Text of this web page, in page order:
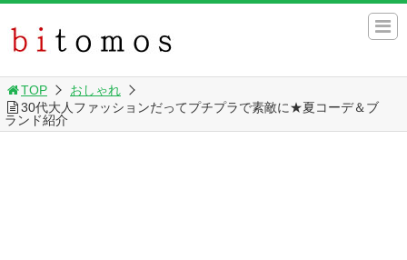
TOP
おしゃれ
30代大人ファッションだってプチプラで素敵に★夏コーデ＆ブ
ランド紹介